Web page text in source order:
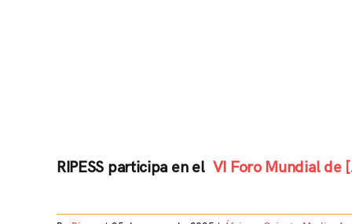
RIPESS participa en el VI Foro Mundial de